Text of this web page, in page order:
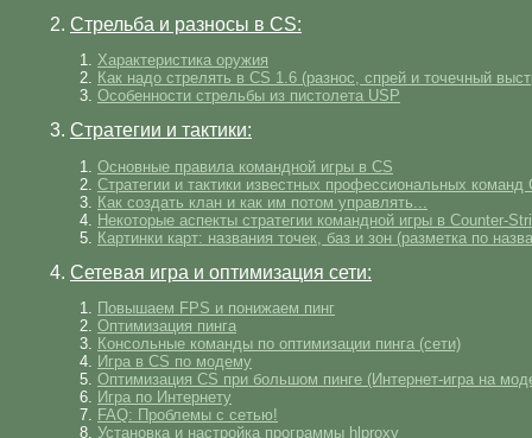
2. Стрельба и разносы в CS:
Характеристика оружия
Как надо стрелять в CS 1.6 (разнос, спрей и точечный
Особенности стрельбы из пистолета USP
3. Стратегии и тактики:
Основные правила командной игры в CS
Стратегии и тактики известных профессиональных команд
Как создать клан и как им потом управлять...
Некоторые аспекты стратегии командной игры в Counter-
Картинки карт: названия точек, баз и зон (разметка по
4. Сетевая игра и оптимизация сети:
Повышаем FPS и понижаем пинг
Оптимизация пинга
Консольные команды по оптимизации пинга (сети)
Игра в CS по модему
Оптимизация CS при большом пинге (Интернет-игра на
Игра по Интернету
FAQ: Проблемы с сетью!
Установка и настройка программы hlproxy